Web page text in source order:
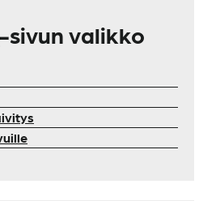
sivun valikko